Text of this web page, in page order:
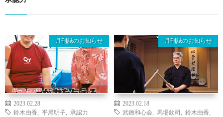
月刊誌のお知らせ
2023.02.28
鈴木由香
平尾明子 承認力
月刊誌のお知らせ
2023.02.18
武徳和心会
馬場欽司 鈴木由香